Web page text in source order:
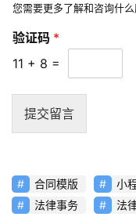
您需要更多了解和咨询什么
验证码 *
11 + 8 =
提交留言
合同模版 小
法律事务
法